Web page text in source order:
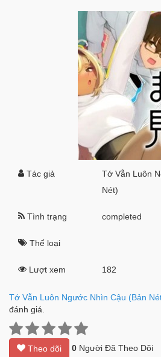
Tác giả
Tớ Vẫn Luôn
Nét)
Tình trạng completed
Thể loại
Lượt xem 182
Tớ Vẫn Luôn Ngước Nhìn Cậu (Bản
đánh giá.
Theo dõi 0 Người Đã Theo Dõi